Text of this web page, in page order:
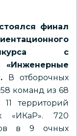
финал
с
В отборочных
команд из 68
территорий
«ИКаР». 720
в 9 очных